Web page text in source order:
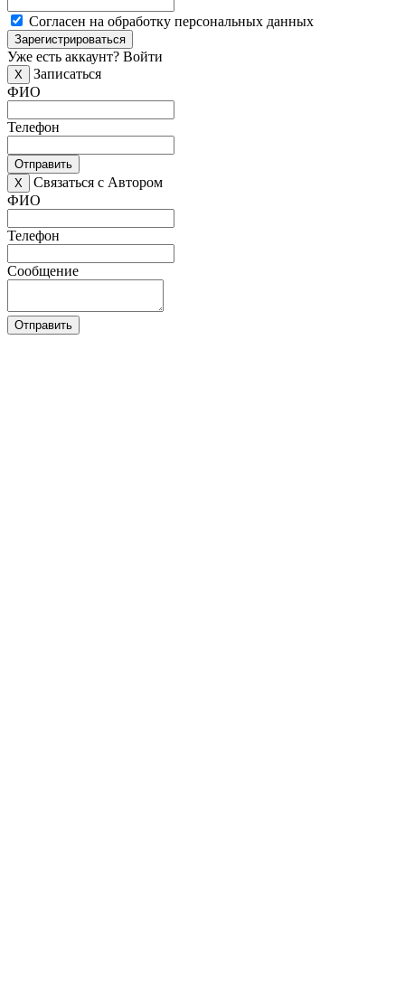
Согласен на обработку персональных данных
Зарегистрироваться
Уже есть аккаунт? Войти
X
Записаться
ФИО
Телефон
Отправить
X
Связаться с Автором
ФИО
Телефон
Сообщение
Отправить